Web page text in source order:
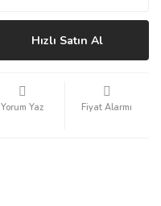
Hızlı Satın Al
Yorum Yaz Fiyat Alarmı